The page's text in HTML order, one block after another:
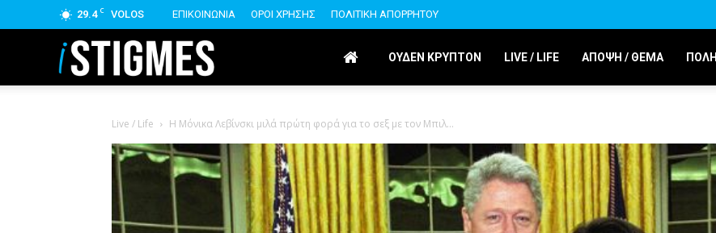
29.4 C VOLOS ΕΠΙΚΟΙΝΩΝΙΑ ΟΡΟΙ ΧΡΗΣΗΣ ΠΟΛΙΤΙΚΗ ΑΠΟΡΡΗΤΟΥ
istigmes ΟΥΔΕΝ ΚΡΥΠΤΟΝ LIVE / LIFE ΑΠΟΨΗ / ΘΕΜΑ ΠΟΛΗ
Live / Life Η Μόνικα Λεβίνσκι μιλά πρώτη φορά για το σεξ με τον Μπιλ...